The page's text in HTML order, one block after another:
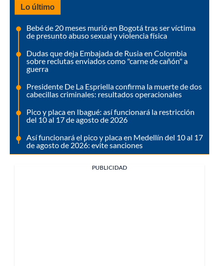
Lo último
Bebé de 20 meses murió en Bogotá tras ser víctima
de presunto abuso sexual y violencia física
Dudas que deja Embajada de Rusia en Colombia
sobre reclutas enviados como "carne de cañón" a
guerra
Presidente De La Espriella confirma la muerte de dos
cabecillas criminales: resultados operacionales
Pico y placa en Ibagué: así funcionará la restricción
del 10 al 17 de agosto de 2026
Así funcionará el pico y placa en Medellín del 10 al 17
de agosto de 2026: evite sanciones
PUBLICIDAD